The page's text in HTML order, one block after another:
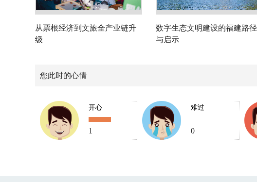
从票根经济到文旅全产业链升
级
数字生态文明建设的福建路径
与启示
您此时的心情
开心
1
难过
0